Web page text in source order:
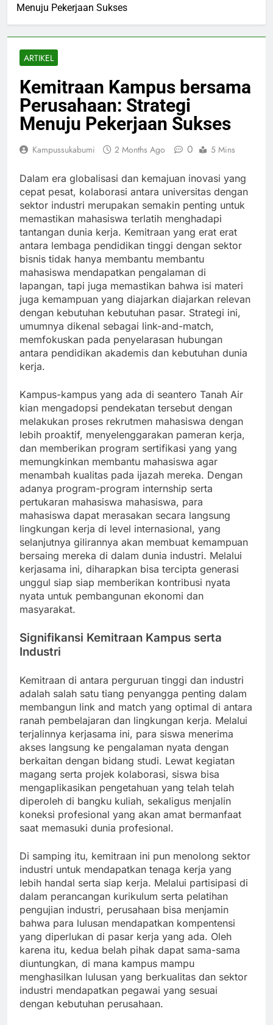
Menuju Pekerjaan Sukses
ARTIKEL
Kemitraan Kampus bersama
Perusahaan: Strategi
Menuju Pekerjaan Sukses
Kampussukabumi 2 Months Ago 0 5 Mins
Dalam era globalisasi dan kemajuan inovasi yang
cepat pesat, kolaborasi antara universitas dengan
sektor industri merupakan semakin penting untuk
memastikan mahasiswa terlatih menghadapi
tantangan dunia kerja. Kemitraan yang erat erat
antara lembaga pendidikan tinggi dengan sektor
bisnis tidak hanya membantu membantu
mahasiswa mendapatkan pengalaman di
lapangan, tapi juga memastikan bahwa isi materi
juga kemampuan yang diajarkan diajarkan relevan
dengan kebutuhan kebutuhan pasar. Strategi ini,
umumnya dikenal sebagai link-and-match,
memfokuskan pada penyelarasan hubungan
antara pendidikan akademis dan kebutuhan dunia
kerja.
Kampus-kampus yang ada di seantero Tanah Air
kian mengadopsi pendekatan tersebut dengan
melakukan proses rekrutmen mahasiswa dengan
lebih proaktif, menyelenggarakan pameran kerja,
dan memberikan program sertifikasi yang yang
memungkinkan membantu mahasiswa agar
menambah kualitas pada ijazah mereka. Dengan
adanya program-program internship serta
pertukaran mahasiswa mahasiswa, para
mahasiswa dapat merasakan secara langsung
lingkungan kerja di level internasional, yang
selanjutnya gilirannya akan membuat kemampuan
bersaing mereka di dalam dunia industri. Melalui
kerjasama ini, diharapkan bisa tercipta generasi
unggul siap siap memberikan kontribusi nyata
nyata untuk pembangunan ekonomi dan
masyarakat.
Signifikansi Kemitraan Kampus serta
Industri
Kemitraan di antara perguruan tinggi dan industri
adalah salah satu tiang penyangga penting dalam
membangun link and match yang optimal di antara
ranah pembelajaran dan lingkungan kerja. Melalui
terjalinnya kerjasama ini, para siswa menerima
akses langsung ke pengalaman nyata dengan
berkaitan dengan bidang studi. Lewat kegiatan
magang serta projek kolaborasi, siswa bisa
mengaplikasikan pengetahuan yang telah telah
diperoleh di bangku kuliah, sekaligus menjalin
koneksi profesional yang akan amat bermanfaat
saat memasuki dunia profesional.
Di samping itu, kemitraan ini pun menolong sektor
industri untuk mendapatkan tenaga kerja yang
lebih handal serta siap kerja. Melalui partisipasi di
dalam perancangan kurikulum serta pelatihan
pengujian industri, perusahaan bisa menjamin
bahwa para lulusan mendapatkan kompentensi
yang diperlukan di pasar kerja yang ada. Oleh
karena itu, kedua belah pihak dapat sama-sama
diuntungkan, di mana kampus mampu
menghasilkan lulusan yang berkualitas dan sektor
industri mendapatkan pegawai yang sesuai
dengan kebutuhan perusahaan.